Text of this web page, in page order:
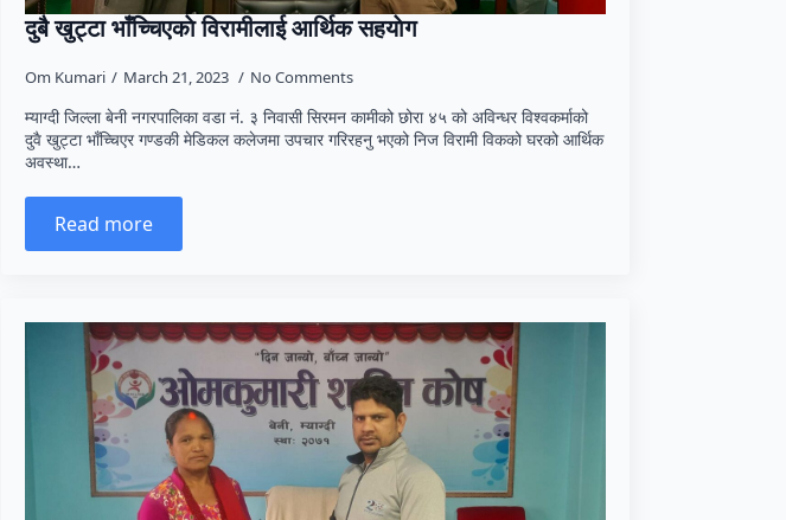
दुबै खुट्टा भाँच्चिएकाे विरामीलाई आर्थिक सहयाेग
Om Kumari March 21, 2023 No Comments
म्याग्दी जिल्ला बेनी नगरपालिका वडा नं. ३ निवासी सिरमन कामीको छोरा ४५ को अविन्धर विश्वकर्माको
दुवै खुट्टा भाँच्चिएर गण्डकी मेडिकल कलेजमा उपचार गरिरहनु भएको निज विरामी विकको घरको आर्थिक
अवस्था…
Read more